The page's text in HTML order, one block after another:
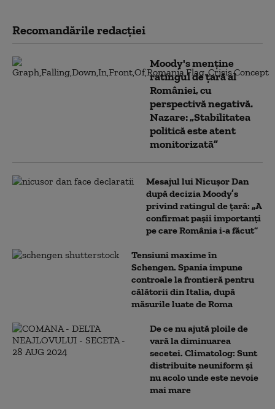
Recomandările redacţiei
Moody's menține
ratingul de țară al
României, cu
perspectivă negativă.
Nazare: „Stabilitatea
politică este atent
monitorizată”
Mesajul lui Nicușor Dan
după decizia Moody’s
privind ratingul de țară: „A
confirmat pașii importanți
pe care România i-a făcut”
Tensiuni maxime în
Schengen. Spania impune
controale la frontieră pentru
călătorii din Italia, după
măsurile luate de Roma
De ce nu ajută ploile de
vară la diminuarea
secetei. Climatolog: Sunt
distribuite neuniform și
nu acolo unde este nevoie
mai mare